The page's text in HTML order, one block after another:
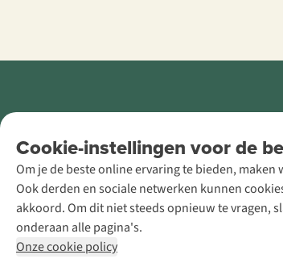
Cookie-instellingen voor de
Om je de beste online ervaring te bieden,
Ook derden en sociale netwerken kunnen
akkoord. Om dit niet steeds opnieuw te vragen,
onderaan alle pagina's.
Onze cookie policy
Retail Concepts
NV,
Smallandlaan
9, B-2660
Hoboken
+32 (0)3 828
30 15